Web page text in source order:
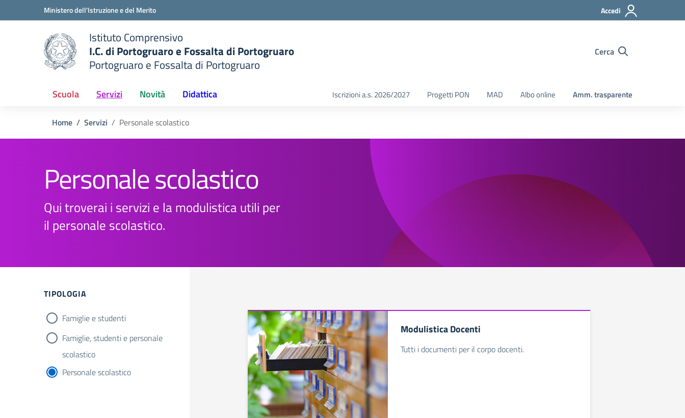
Vai ai contenuti
Vai al menu di navigazioneMinistero dell'Istruzione e del Merito Accedi
Istituto Comprensivo
I.C. di Portogruaro e Fossalta di Portogruaro
Portogruaro e Fossalta di Portogruaro
Cerca
Scuola Servizi Novità Didattica Iscrizioni a.s. 2026/2027 Progetti PON MAD Albo online Amm. trasparente
Home Servizi Personale scolastico
Personale scolastico
Qui troverai i servizi e la modulistica utili per
il personale scolastico.
Filtri
TIPOLOGIA
Famiglie e studenti
Famiglie, studenti e personale
scolastico
Personale scolastico
Modulistica Docenti
Tutti i documenti per il corpo docenti.